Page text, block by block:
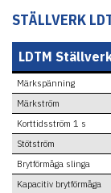
STÄLLVERK
LDTM
Märkspänning
Märkström
Korttidsström 1 s
Stötström
Brytförmåga slinga
Kapacitiv brytförmåga